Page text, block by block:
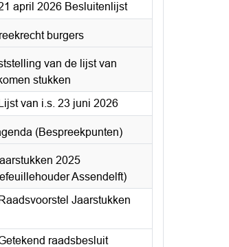
april 2026 Besluitenlijst
burgers
van de lijst van
stukken
Lijst van i.s. 23 juni 2026
(Bespreekpunten)
2025
Assendelft)
Raadsvoorstel Jaarstukken
raadsbesluit